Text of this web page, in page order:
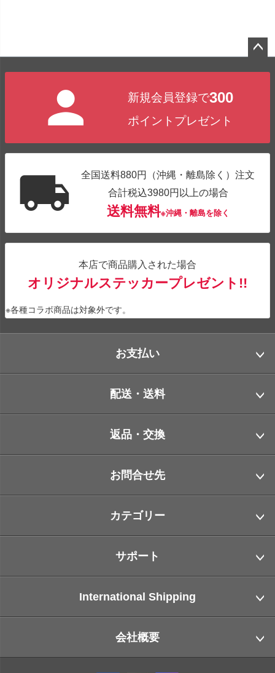
新規会員登録で300
ポイントプレゼント
全国送料880円（沖縄・離島除く）注文
合計税込3980円以上の場合
送料無料※沖縄・離島を除く
本店で商品購入された場合
オリジナルステッカープレゼント!!
※各種コラボ商品は対象外です。
お支払い
配送・送料
返品・交換
お問合せ先
カテゴリー
サポート
International Shipping
会社概要